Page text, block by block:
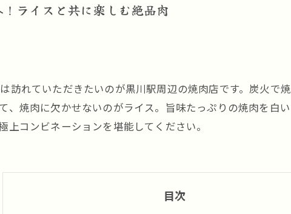
ライスと共に楽しむ絶品肉
訪れていただきたいのが黒川駅周辺の焼肉店です。炭火で
、焼肉に欠かせないのがライス。旨味たっぷりの焼肉を白
上コンビネーションを堪能してください。
目次